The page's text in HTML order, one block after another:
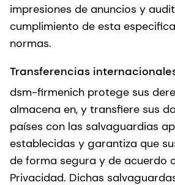
impresiones de anuncios y
cumplimiento de esta
normas.
Transferencias
dsm-firmenich protege sus
almacena en, y transfiere sus
países con las salvaguardias
establecidas y garantiza que
de forma segura y de acuerdo
Privacidad. Dichas